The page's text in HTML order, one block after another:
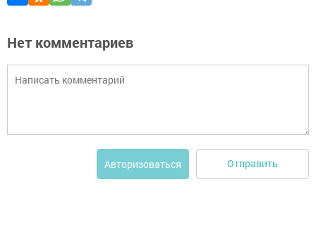
Нет комментариев
Авторизоваться Отправить